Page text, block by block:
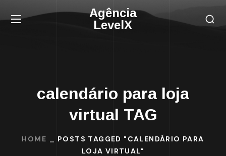
Agência
LevelX
calendário para loja
virtual TAG
HOME
POSTS TAGGED "CALENDÁRIO PARA
LOJA VIRTUAL"